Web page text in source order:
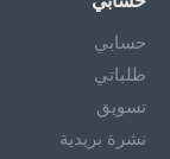
حسابي
طلباتي
تسويق
نشرة بريدية